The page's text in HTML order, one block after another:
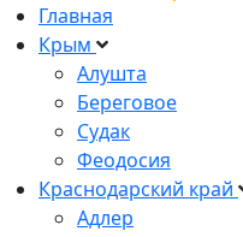
Главная
Крым
Алушта
Береговое
Судак
Феодосия
Краснодарский край
Адлер